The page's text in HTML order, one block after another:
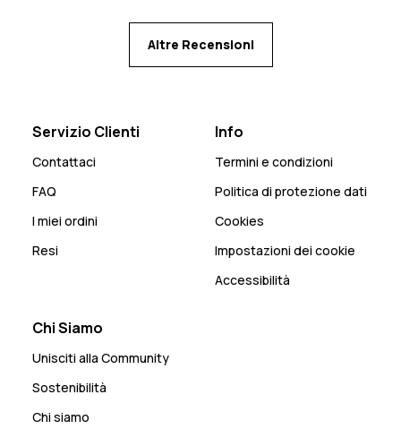
Altre Recensioni
Servizio Clienti
Contattaci
FAQ
I miei ordini
Resi
Info
Termini e condizioni
Politica di protezione dati
Cookies
Impostazioni dei cookie
Accessibilità
Chi Siamo
Unisciti alla Community
Sostenibilità
Chi siamo